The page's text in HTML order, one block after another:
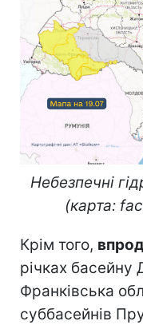
Небезпечні
(карта:
Крім того,
річках басейну
Франківська
суббасейнів